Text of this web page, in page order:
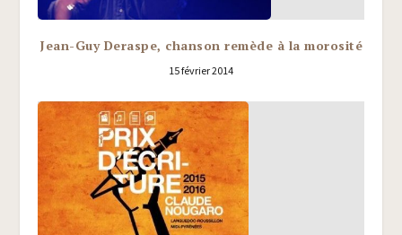
Jean-Guy Deraspe, chanson remède à la morosité
15 février 2014